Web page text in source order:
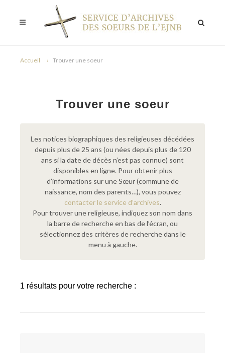
Accueil Trouver une soeur
Trouver une soeur
Les notices biographiques des religieuses décédées
depuis plus de 25 ans (ou nées depuis plus de 120
ans si la date de décès n’est pas connue) sont
disponibles en ligne. Pour obtenir plus
d’informations sur une Sœur (commune de
naissance, nom des parents…), vous pouvez
contacter le service d’archives.
Pour trouver une religieuse, indiquez son nom dans
la barre de recherche en bas de l’écran, ou
sélectionnez des critères de recherche dans le
menu à gauche.
1 résultats pour votre recherche :